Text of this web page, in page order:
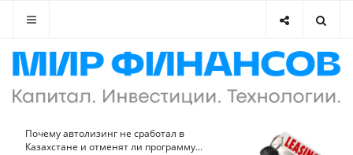
Почему автолизинг не сработал в
Казахстане и отменят ли программу...